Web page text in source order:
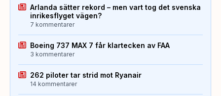
Arlanda sätter rekord – men vart tog det svenska
inrikesflyget vägen?
7 kommentarer
Boeing 737 MAX 7 får klartecken av FAA
3 kommentarer
262 piloter tar strid mot Ryanair
14 kommentarer